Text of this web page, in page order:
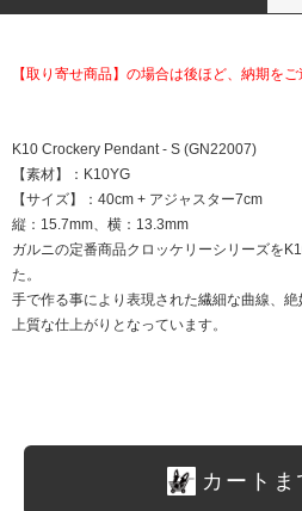
【取り寄せ商品】の場合は後ほど、納期をご
K10 Crockery Pendant - S (GN22007)
【素材】：K10YG
【サイズ】：40cm + アジャスター7cm
縦：15.7mm、横：13.3mm
ガルニの定番商品クロッケリーシリーズを
た。
手で作る事により表現された繊細な曲線、
上質な仕上がりとなっています。
カートま